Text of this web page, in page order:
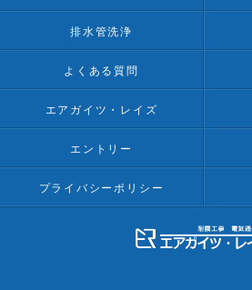
排水管洗浄
よくある質問
エアガイツ・レイズ
エントリー
プライバシーポリシー